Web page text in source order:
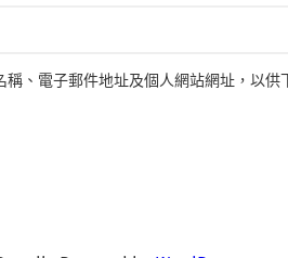
稱、電子郵件地址及個人網站網址，以供